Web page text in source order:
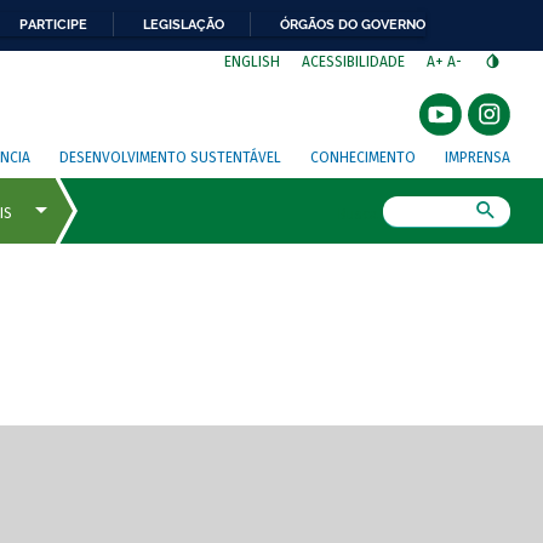
PARTICIPE LEGISLAÇÃO ÓRGÃOS DO GOVERNO
ENGLISH ACESSIBILIDADE A+ A-
DESENVOLVIMENTO SUSTENTÁVEL CONHECIMENTO IMPRENSA
de tela